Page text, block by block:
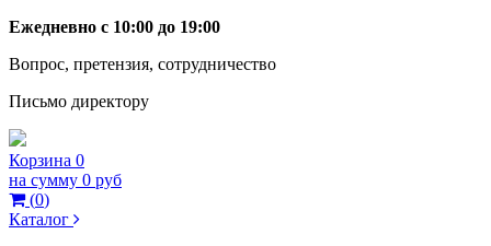
Ежедневно с 10:00 до 19:00
Вопрос, претензия, сотрудничество
Письмо директору
Корзина 0
на сумму 0 руб
(0)
Каталог